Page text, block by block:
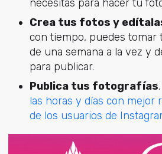
necesitas para hacer tu
Crea tus fotos y
con tiempo, puedes tomar
de una semana a la vez y
para publicar.
Publica tus fotografías
las horas y días con mejor
de los usuarios de